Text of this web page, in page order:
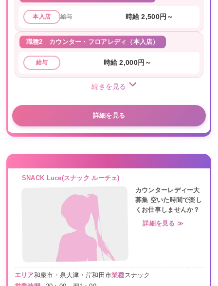
本入店 給与 時給 2,500円～
職種2 カウンター・フロアレディ（本入店）
給与 時給 2,000円～
続きを見る
詳細を見る
SNACK Luce(スナック ルーチェ)
カウンターレディー大
募集 空いた時間で楽し
くお仕事しませんか？
詳細を見る ≫
エリア和泉市・泉大津・岸和田市業種 スナック